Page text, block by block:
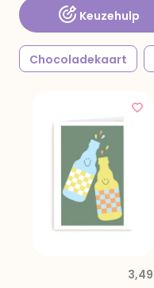
Keuzehulp
Chocoladekaart
3,49